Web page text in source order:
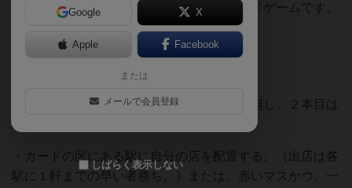
せ、自分の店に誘い込む事を目指す、ボードゲームです。
１ターンに、どれか以下のことが出来ます。
・カードを４枚になるまでドローする。
・線路を２本まで建てる。（１本は無料。但し、２本目は
線路の先の区のカードが必要。）
・カードの区にある駅に自分の店を配置する。（出店は各
駅に１軒までの早い者勝ち。）または、赤いマスかつ、一
Google X
Apple Facebook
または
メールで会員登録
しばらく表示しない